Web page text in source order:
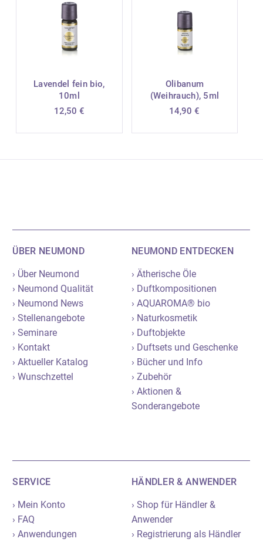
Lavendel fein bio,
10ml
12,50 €
Olibanum
(Weihrauch), 5ml
14,90€
ÜBER NEUMOND
› Über Neumond
› Neumond Qualität
› Neumond News
› Stellenangebote
› Seminare
› Kontakt
› Aktueller Katalog
› Wunschzettel
NEUMOND ENTDECKEN
› Ätherische Öle
› Duftkompositionen
› AQUAROMA® bio
› Naturkosmetik
› Duftobjekte
› Duftsets und Geschenke
› Bücher und Info
› Zubehör
› Aktionen &
Sonderangebote
SERVICE
› Mein Konto
› FAQ
› Anwendungen
HÄNDLER & ANWENDER
› Shop für Händler &
Anwender
› Registrierung als Händler